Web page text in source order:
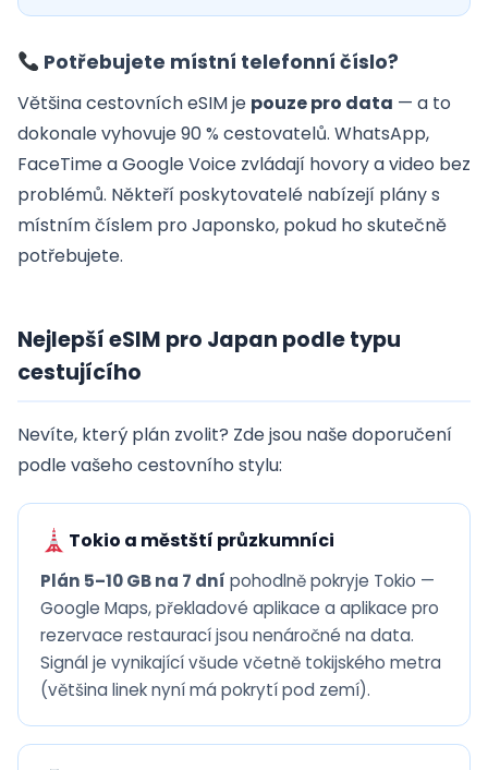
Potřebujete místní telefonní číslo?
Většina cestovních eSIM je pouze pro data — a to
dokonale vyhovuje 90 % cestovatelů. WhatsApp,
FaceTime a Google Voice zvládají hovory a video bez
problémů. Někteří poskytovatelé nabízejí plány s
místním číslem pro Japonsko, pokud ho skutečně
potřebujete.
Nejlepší eSIM pro Japan podle typu
cestujícího
Nevíte, který plán zvolit? Zde jsou naše doporučení
podle vašeho cestovního stylu:
Tokio a městští průzkumníci
Plán 5–10 GB na 7 dní pohodlně pokryje Tokio —
Google Maps, překladové aplikace a aplikace pro
rezervace restaurací jsou nenáročné na data.
Signál je vynikající všude včetně tokijského metra
(většina linek nyní má pokrytí pod zemí).